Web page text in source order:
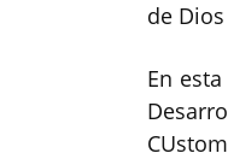
de
En